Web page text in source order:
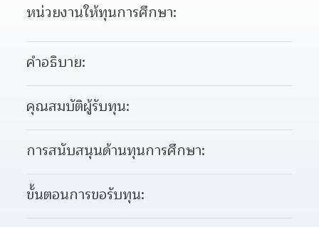
หน่วยงานให้ทุนการศึกษา:
คำอธิบาย:
คุณสมบัติผู้รับทุน:
การสนับสนุนด้านทุนการศึกษา:
ขั้นตอนการขอรับทุน: